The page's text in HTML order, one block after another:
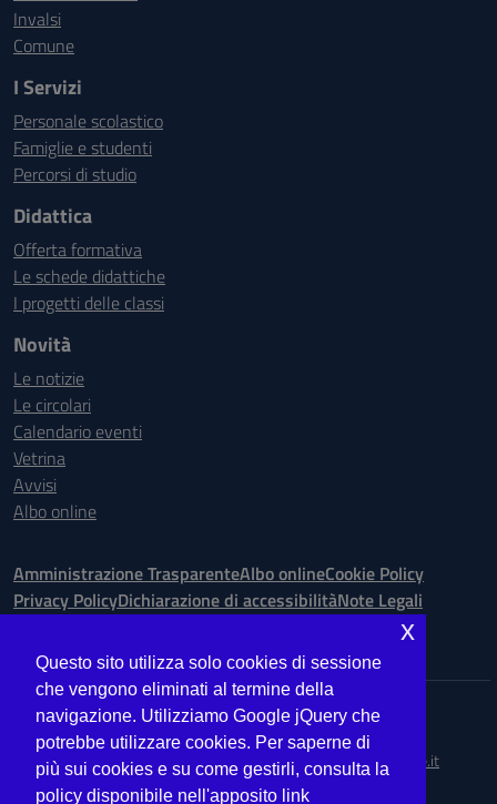
Invalsi
Comune
I Servizi
Personale scolastico
Famiglie e studenti
Percorsi di studio
Didattica
Offerta formativa
Le schede didattiche
I progetti delle classi
Novità
Le notizie
Le circolari
Calendario eventi
Vetrina
Avvisi
Albo online
Amministrazione TrasparenteAlbo onlineCookie Policy
Privacy PolicyDichiarazione di accessibilitàNote Legali
Indirizzo:Via Ugo Bassi is. 148 n. 73 - 98123 Messina
Centralino:090.9012763 Email:MEIS027008@istruzione.it
Posta elettronica certificata (PEC): meis027008@pec.istruzione.it
Questo sito utilizza solo cookies di sessione
che vengono eliminati al termine della
navigazione. Utilizziamo Google jQuery che
potrebbe utilizzare cookies. Per saperne di
più sui cookies e su come gestirli, consulta la
policy disponibile nell'apposito link
x